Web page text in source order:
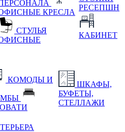
КРЕСЛА
СТУЛЬЯ
РЕСЕПШН
КАБИНЕТ
КОМОДЫ И
ШКАФЫ,
БУФЕТЫ,
СТЕЛЛАЖИ